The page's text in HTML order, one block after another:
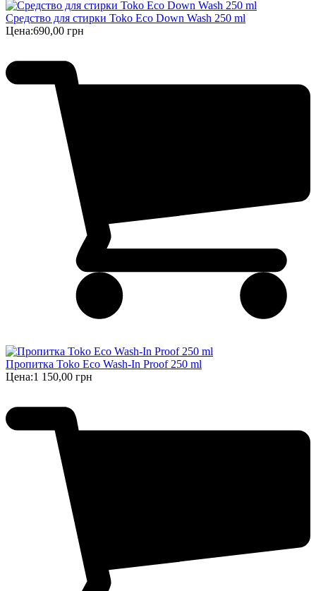
Средство для стирки Toko Eco Down Wash 250 ml
Цена:690,00 грн
Пропитка Toko Eco Wash-In Proof 250 ml
Цена:1 150,00 грн